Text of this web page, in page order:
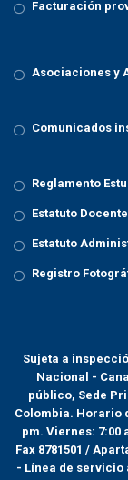
Facturación
Asociaciones y
Comunicados
Reglamento
Estatuto Docente
Estatuto
Registro
Sujeta a
Nacional -
público, Sede
Colombia. Horario
pm. Viernes: 7:00
Fax 8781501 /
- Línea de